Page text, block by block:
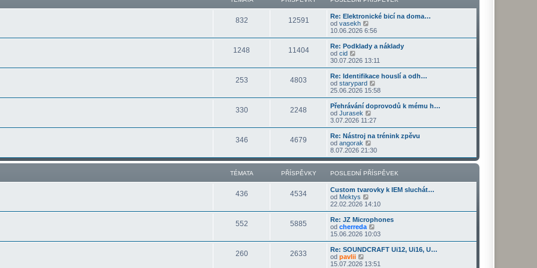
í
s
v
e
d
n
í
p
ř
í
s
ě
v
e
k
o
s
l
d
n
í
ř
í
s
p
ě
v
e
k
t
o
s
l
d
n
í
ř
í
s
ě
v
e
832 12591
Re: Elektronické bicí na doma…
od vasekh
o
b
r
a
z
p
o
s
e
d
n
í
p
ř
í
s
ě
v
e
10.06.2026 6:56
1248 11404
Re: Podklady a náklady
od cid
o
b
r
a
z
t
p
o
s
e
d
n
í
ř
í
s
p
ě
v
e
k
30.07.2026 13:11
253 4803
Re: Identifikace houslí a odh…
od starypard
o
b
r
z
t
p
o
s
l
d
n
í
ř
í
s
ě
v
e
25.06.2026 15:58
330 2248
Přehrávání doprovodů k mému h…
od Jurasek
o
b
r
z
t
p
o
s
l
d
n
í
p
ř
í
s
ě
3.07.2026 11:27
346 4679
Re: Nástroj na trénink zpěvu
od angorak
o
b
r
a
t
o
s
l
e
d
n
í
ř
8.07.2026 21:30
TÉMATA PŘÍSPĚVKY POSLEDNÍ PŘÍSPĚVEK
436 4534
Custom tvarovky k IEM sluchát…
od Mektys
o
b
r
a
z
t
p
o
22.02.2026 14:10
552 5885
Re: JZ Microphones
od cherreda
o
b
r
z
15.06.2026 10:03
260 2633
Re: SOUNDCRAFT Ui12, Ui16, U…
od pavlii
o
15.07.2026 13:51